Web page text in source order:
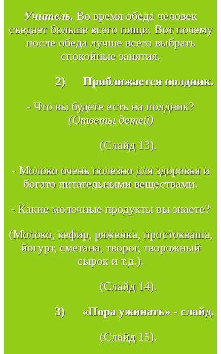
Учитель. Во время обеда человек
съедает больше всего пищи. Вот почему
после обеда лучше всего выбрать
спокойные занятия.
2) Приближается полдник.
- Что вы будете есть на полдник?
(Ответы детей)
(Слайд 13).
- Молоко очень полезно для здоровья и
богато питательными веществами.
- Какие молочные продукты вы знаете?
(Молоко, кефир, ряженка, простокваша,
йогурт, сметана, творог, творожный
сырок и т.д.).
(Слайд 14).
3) «Пора ужинать» - слайд.
(Слайд 15).